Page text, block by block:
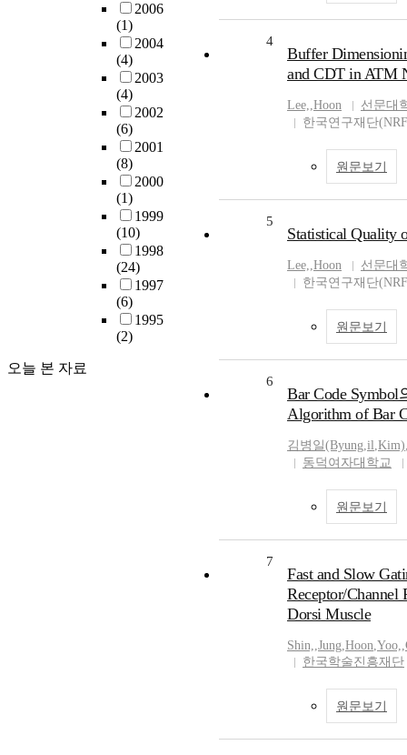
2006
(1)
2004
(4)
2003
(4)
2002
(6)
2001
(8)
2000
(1)
1999
(10)
1998
(24)
1997
(6)
1995
(2)
오늘 본 자료
4
Buffer
and CDT in ATM
Lee,,Hoon
선문대
한국연구재단
원문보기
5
Statistical Quality
Lee,,Hoon
선문대
한국연구재단
원문보기
6
Bar Code
Algorithm of Bar
김병일(Byung,il,Kim)
동덕여자대학교
원문보기
7
Fast and Slow
Receptor/Channel
Dorsi Muscle
Shin,,Jung,Hoon,Yoo,,
한국학술진흥재단
원문보기